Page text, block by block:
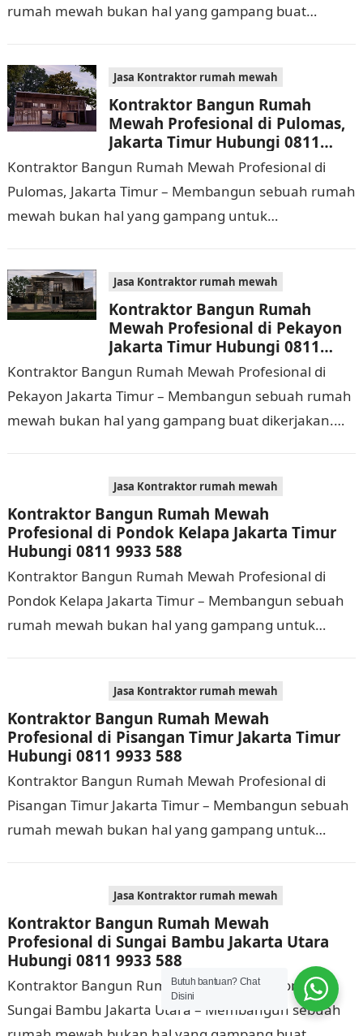
rumah mewah bukan hal yang gampang buat
Jasa Kontraktor rumah mewah
Kontraktor Bangun Rumah
Mewah Profesional di Pulomas,
Jakarta Timur Hubungi 0811
9933 588
Kontraktor Bangun Rumah Mewah Profesional di
Pulomas, Jakarta Timur – Membangun sebuah rumah
mewah bukan hal yang gampang untuk
Jasa Kontraktor rumah mewah
Kontraktor Bangun Rumah
Mewah Profesional di Pekayon
Jakarta Timur Hubungi 0811
9933 588
Kontraktor Bangun Rumah Mewah Profesional di
Pekayon Jakarta Timur – Membangun sebuah rumah
mewah bukan hal yang gampang buat dikerjakan.
Jasa Kontraktor rumah mewah
Kontraktor Bangun Rumah Mewah
Profesional di Pondok Kelapa Jakarta Timur
Hubungi 0811 9933 588
Kontraktor Bangun Rumah Mewah Profesional di
Pondok Kelapa Jakarta Timur – Membangun sebuah
rumah mewah bukan hal yang gampang untuk
Jasa Kontraktor rumah mewah
Kontraktor Bangun Rumah Mewah
Profesional di Pisangan Timur Jakarta Timur
Hubungi 0811 9933 588
Kontraktor Bangun Rumah Mewah Profesional di
Pisangan Timur Jakarta Timur – Membangun sebuah
rumah mewah bukan hal yang gampang untuk
Jasa Kontraktor rumah mewah
Kontraktor Bangun Rumah Mewah
Profesional di Sungai Bambu Jakarta Utara
Hubungi 0811 9933 588
Kontraktor Bangun Rumah Mewah Profesional di
Sungai Bambu Jakarta Utara – Membangun sebuah
Butuh bantuan? Chat
Disini